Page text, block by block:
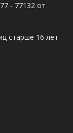
- 77132 от
старше 16 лет